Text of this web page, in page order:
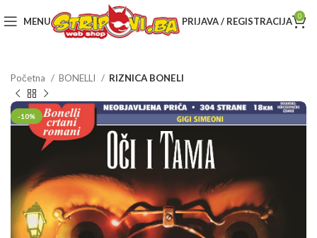
MENU PRIJAVA / REGISTRACIJA 0
Početna BONELLI RIZNICA BONELI
-10%